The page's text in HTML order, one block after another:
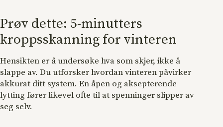
Prøv dette: 5-minutters
kroppsskanning for vinteren
Hensikten er å undersøke hva som skjer, ikke å
slappe av. Du utforsker hvordan vinteren påvirker
akkurat ditt system. En åpen og aksepterende
lytting fører likevel ofte til at spenninger slipper av
seg selv.